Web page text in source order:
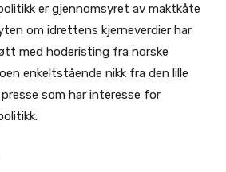
er gjennomsyret av maktkåte
om idrettens kjerneverdier har
med hoderisting fra norske
enkeltstående nikk fra den lille
som har interesse for